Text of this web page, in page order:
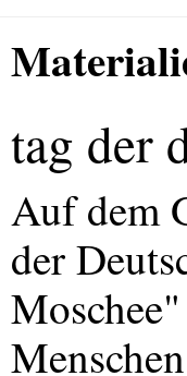
tag der
Auf dem
der